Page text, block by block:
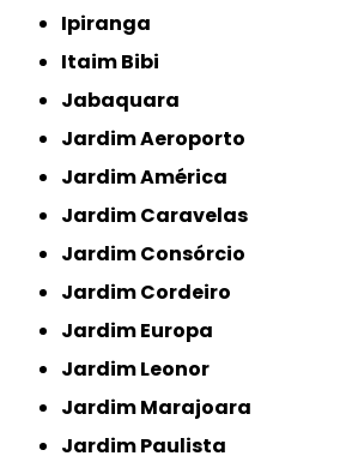
Ipiranga
Itaim Bibi
Jabaquara
Jardim Aeroporto
Jardim América
Jardim Caravelas
Jardim Consórcio
Jardim Cordeiro
Jardim Europa
Jardim Leonor
Jardim Marajoara
Jardim Paulista